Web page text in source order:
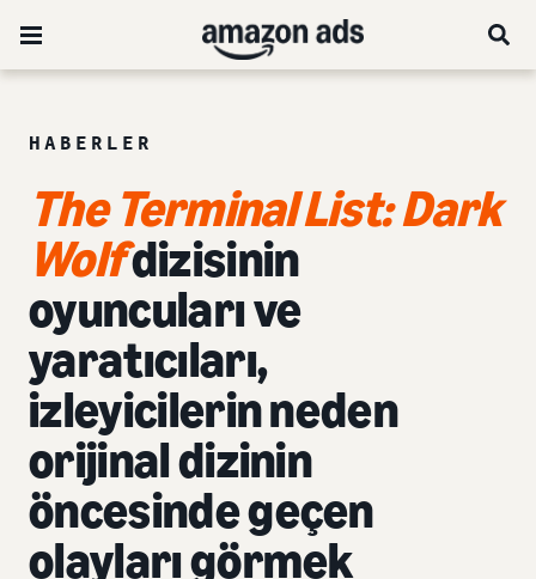
HABERLER
The Terminal List: Dark
Wolfdizisinin
oyuncuları ve
yaratıcıları,
izleyicilerin neden
orijinal dizinin
öncesinde geçen
olayları görmek